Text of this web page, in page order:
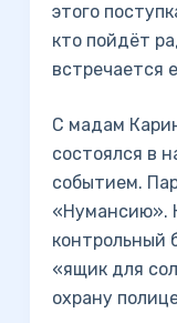
этого
кто пойдёт
встречается
С мадам
состоялся в
событием.
«Нумансию».
контрольный
«ящик для
охрану